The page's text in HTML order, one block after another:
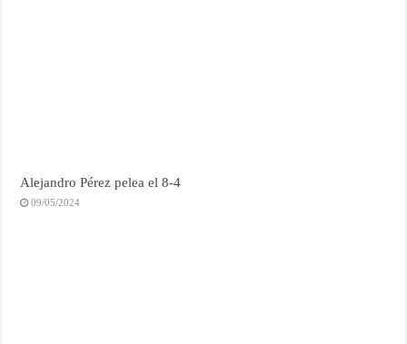
Alejandro Pérez pelea el 8-4
09/05/2024